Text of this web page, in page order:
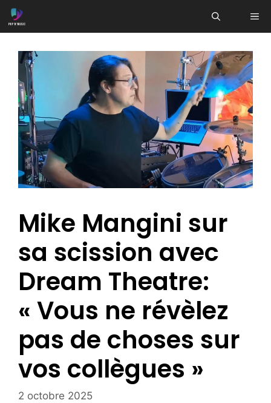
Aller
au
Mike Mangini sur
sa scission avec
Dream Theatre:
« Vous ne révèlez
pas de choses sur
vos collègues »
2 octobre 2025